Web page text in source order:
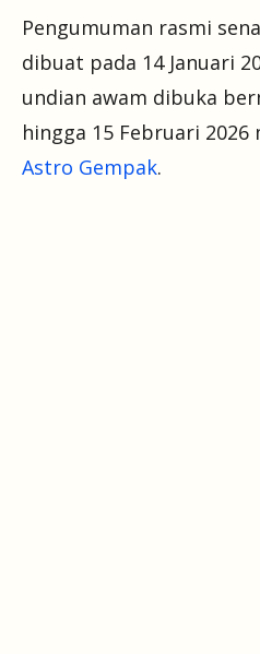
Pengumuman rasmi
dibuat pada 14 Januari
undian awam dibuka
hingga 15 Februari
Astro Gempak.